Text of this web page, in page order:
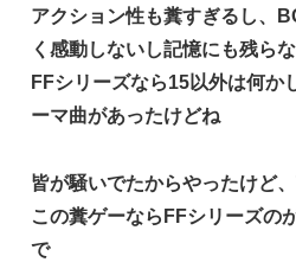
【競馬】あの武ルメ痛バッグの
ット！
【学マス】AIライザに対抗し
昭和戦隊のロボデザイン、配信
【デレマス】 仮面ライダーバ
タトゥー彫り師さん「刺青入
アクション性も糞すぎるし、
く感動しないし記憶にも残ら
FFシリーズなら15以外は何か
ーマ曲があったけどね
皆が騒いでたからやったけど
この糞ゲーならFFシリーズの
で